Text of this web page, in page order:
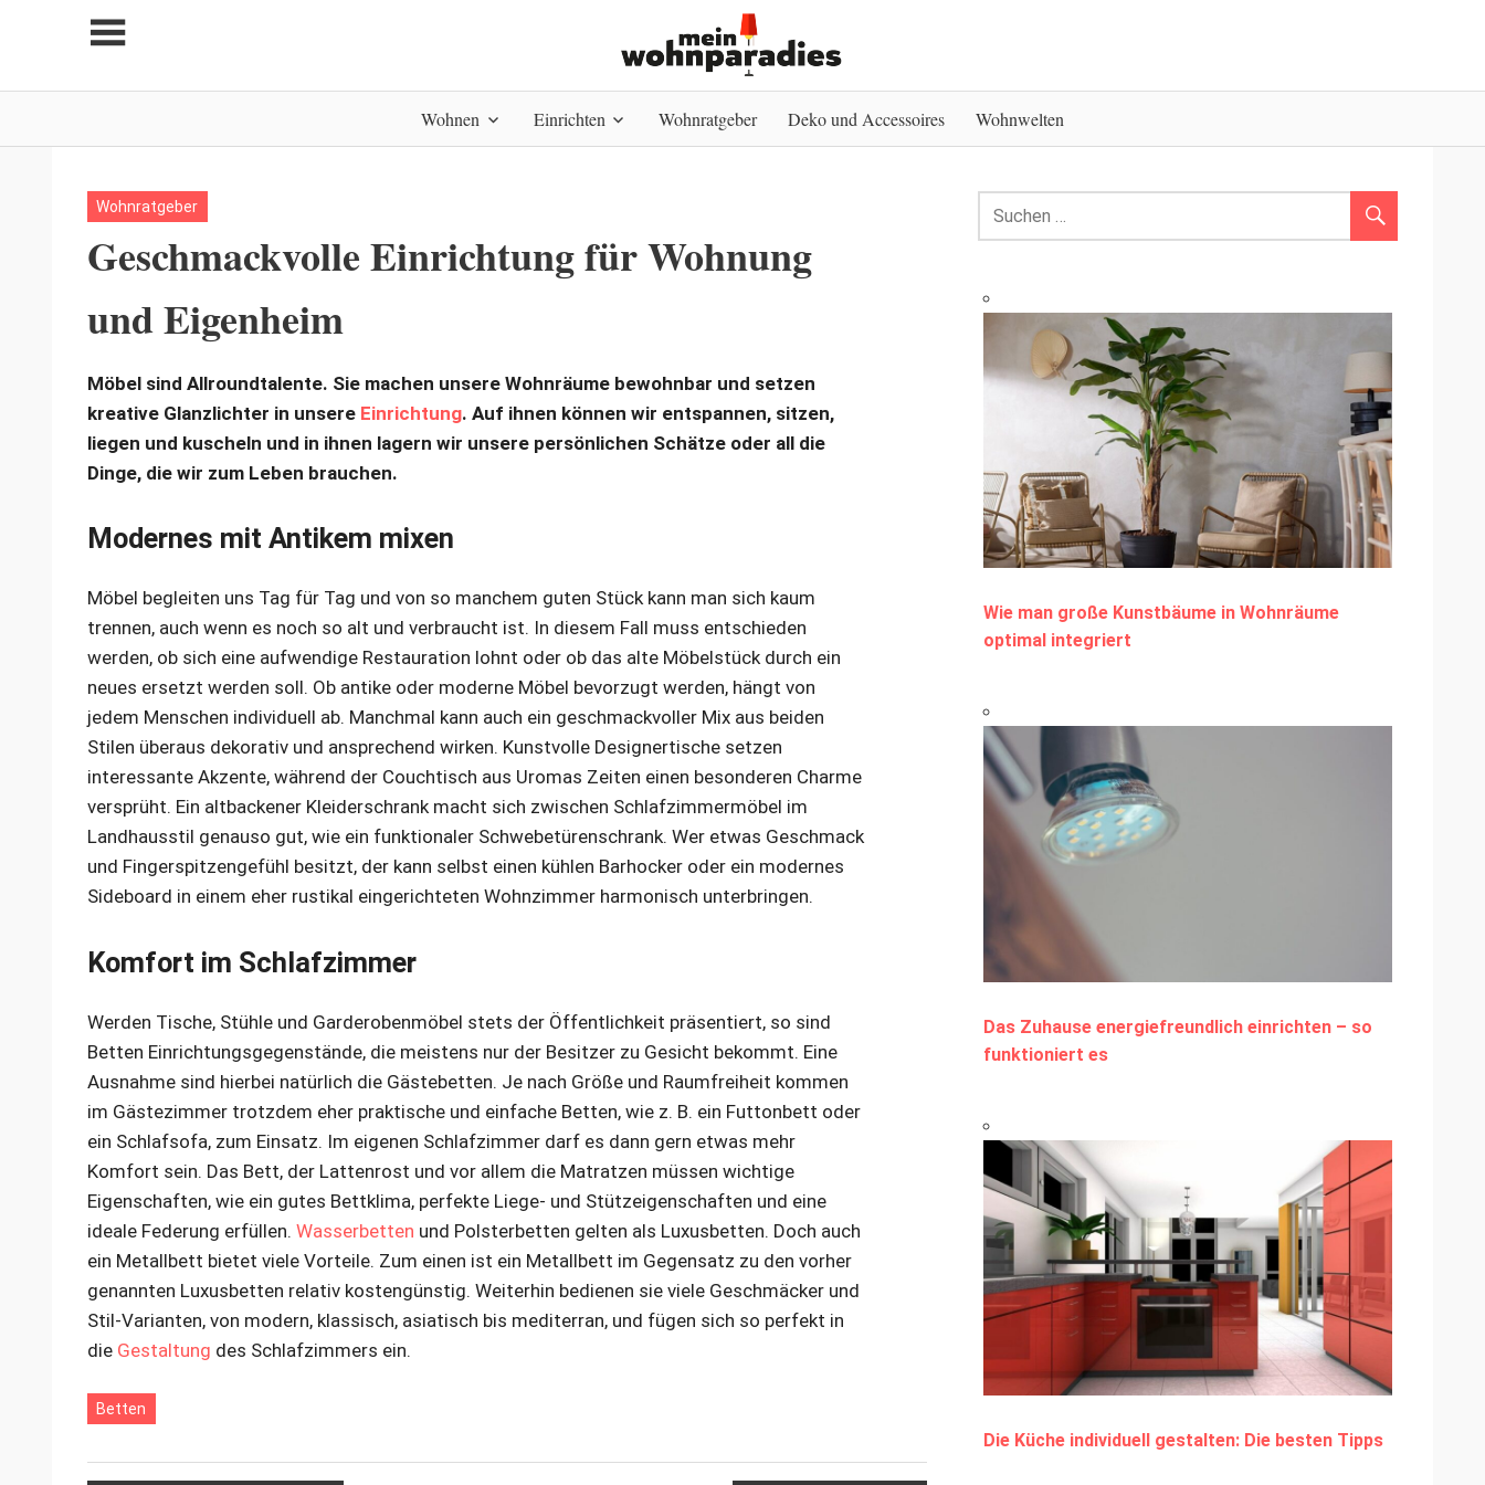
My
is
castle
Wohnen Einrichten Wohnratgeber Deko und Accessoires Wohnwelten
Wohnratgeber
Geschmackvolle Einrichtung für Wohnung
und Eigenheim
Möbel sind Allroundtalente. Sie machen unsere Wohnräume bewohnbar und setzen
kreative Glanzlichter in unsere Einrichtung. Auf ihnen können wir entspannen, sitzen,
liegen und kuscheln und in ihnen lagern wir unsere persönlichen Schätze oder all die
Dinge, die wir zum Leben brauchen.
Modernes mit Antikem mixen
Möbel begleiten uns Tag für Tag und von so manchem guten Stück kann man sich kaum
trennen, auch wenn es noch so alt und verbraucht ist. In diesem Fall muss entschieden
werden, ob sich eine aufwendige Restauration lohnt oder ob das alte Möbelstück durch ein
neues ersetzt werden soll. Ob antike oder moderne Möbel bevorzugt werden, hängt von
jedem Menschen individuell ab. Manchmal kann auch ein geschmackvoller Mix aus beiden
Stilen überaus dekorativ und ansprechend wirken. Kunstvolle Designertische setzen
interessante Akzente, während der Couchtisch aus Uromas Zeiten einen besonderen Charme
versprüht. Ein altbackener Kleiderschrank macht sich zwischen Schlafzimmermöbel im
Landhausstil genauso gut, wie ein funktionaler Schwebetürenschrank. Wer etwas Geschmack
und Fingerspitzengefühl besitzt, der kann selbst einen kühlen Barhocker oder ein modernes
Sideboard in einem eher rustikal eingerichteten Wohnzimmer harmonisch unterbringen.
Komfort im Schlafzimmer
Werden Tische, Stühle und Garderobenmöbel stets der Öffentlichkeit präsentiert, so sind
Betten Einrichtungsgegenstände, die meistens nur der Besitzer zu Gesicht bekommt. Eine
Ausnahme sind hierbei natürlich die Gästebetten. Je nach Größe und Raumfreiheit kommen
im Gästezimmer trotzdem eher praktische und einfache Betten, wie z. B. ein Futtonbett oder
ein Schlafsofa, zum Einsatz. Im eigenen Schlafzimmer darf es dann gern etwas mehr
Komfort sein. Das Bett, der Lattenrost und vor allem die Matratzen müssen wichtige
Eigenschaften, wie ein gutes Bettklima, perfekte Liege- und Stützeigenschaften und eine
ideale Federung erfüllen. Wasserbetten und Polsterbetten gelten als Luxusbetten. Doch auch
ein Metallbett bietet viele Vorteile. Zum einen ist ein Metallbett im Gegensatz zu den vorher
genannten Luxusbetten relativ kostengünstig. Weiterhin bedienen sie viele Geschmäcker und
Stil-Varianten, von modern, klassisch, asiatisch bis mediterran, und fügen sich so perfekt in
die Gestaltung des Schlafzimmers ein.
Betten
Wie man große Kunstbäume in Wohnräume
optimal integriert
Das Zuhause energiefreundlich einrichten – so
funktioniert es
Die Küche individuell gestalten: Die besten Tipps